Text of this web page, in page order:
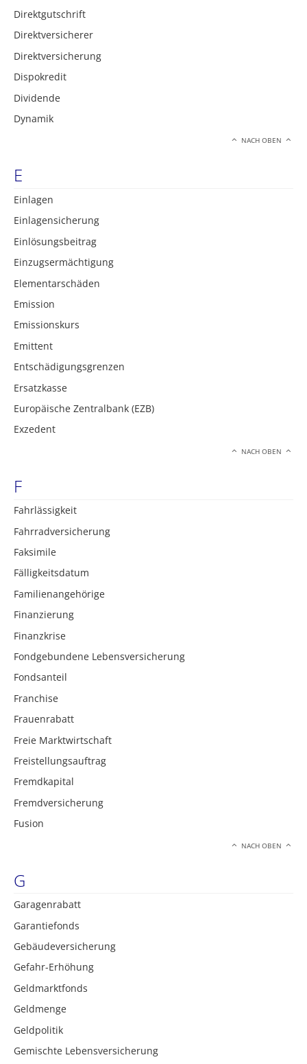
Direktgutschrift
Direktversicherer
Direktversicherung
Dispokredit
Dividende
Dynamik
NACH OBEN
E
Einlagen
Einlagensicherung
Einlösungsbeitrag
Einzugsermächtigung
Elementarschäden
Emission
Emissionskurs
Emittent
Entschädigungsgrenzen
Ersatzkasse
Europäische Zentralbank (EZB)
Exzedent
NACH OBEN
F
Fahrlässigkeit
Fahrradversicherung
Faksimile
Fälligkeitsdatum
Familienangehörige
Finanzierung
Finanzkrise
Fondgebundene Lebensversicherung
Fondsanteil
Franchise
Frauenrabatt
Freie Marktwirtschaft
Freistellungsauftrag
Fremdkapital
Fremdversicherung
Fusion
NACH OBEN
G
Garagenrabatt
Garantiefonds
Gebäudeversicherung
Gefahr-Erhöhung
Geldmarktfonds
Geldmenge
Geldpolitik
Gemischte Lebensversicherung